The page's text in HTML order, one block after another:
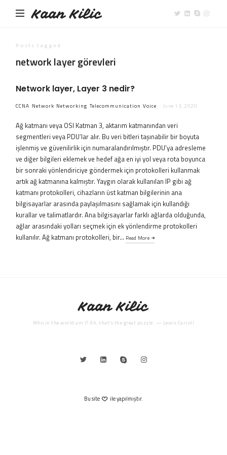
Kaan Kilic
Posts tagged
network layer görevleri
Network layer, Layer 3 nedir?
CCNA Network Networking Telecommunication Voice June 13, 2020
Ağ katmanı veya OSI Katman 3, aktarım katmanından veri
segmentleri veya PDU’lar alır. Bu veri bitleri taşınabilir bir boyuta
işlenmiş ve güvenilirlik için numaralandırılmıştır. PDU’ya adresleme
ve diğer bilgileri eklemek ve hedef ağa en iyi yol veya rota boyunca
bir sonraki yönlendiriciye göndermek için protokolleri kullanmak
artık ağ katmanına kalmıştır. Yaygın olarak kullanılan IP gibi ağ
katmanı protokolleri, cihazların üst katman bilgilerinin ana
bilgisayarlar arasında paylaşılmasını sağlamak için kullandığı
kurallar ve talimatlardır. Ana bilgisayarlar farklı ağlarda olduğunda,
ağlar arasındaki yolları seçmek için ek yönlendirme protokolleri
kullanılır. Ağ katmanı protokolleri, bir… Read More
Kaan Kilic
Who in the world am I? Ah, that’s the great puzzle. — Lewis Carroll
Bu site ile yapılmıştır.